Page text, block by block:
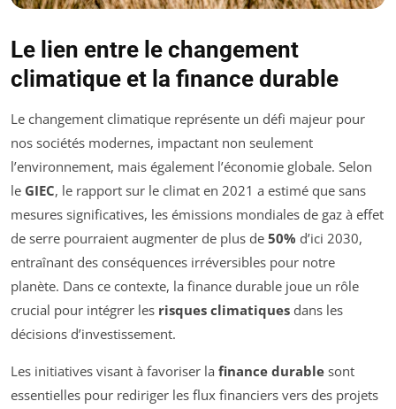
Le lien entre le changement
climatique et la finance durable
Le changement climatique représente un défi majeur pour
nos sociétés modernes, impactant non seulement
l’environnement, mais également l’économie globale. Selon
le GIEC, le rapport sur le climat en 2021 a estimé que sans
mesures significatives, les émissions mondiales de gaz à effet
de serre pourraient augmenter de plus de 50% d’ici 2030,
entraînant des conséquences irréversibles pour notre
planète. Dans ce contexte, la finance durable joue un rôle
crucial pour intégrer les risques climatiques dans les
décisions d’investissement.
Les initiatives visant à favoriser la finance durable sont
essentielles pour rediriger les flux financiers vers des projets